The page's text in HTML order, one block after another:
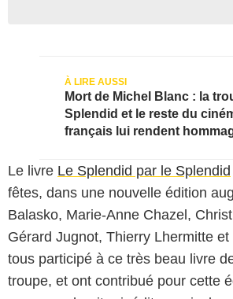
Mort de Michel Blanc : la
Splendid et le reste du
français lui rendent
Le livre Le Splendid par le Splendid
fêtes, dans une nouvelle édition
Balasko, Marie-Anne Chazel,
Gérard Jugnot, Thierry Lhermitte
tous participé à ce très beau livre
troupe, et ont contribué pour cette